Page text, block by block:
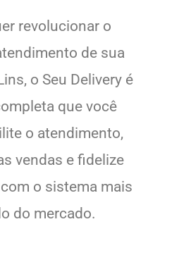
revolucionar o
de sua
o Seu Delivery é
que você
o atendimento,
vendas e fidelize
o sistema mais
do mercado.